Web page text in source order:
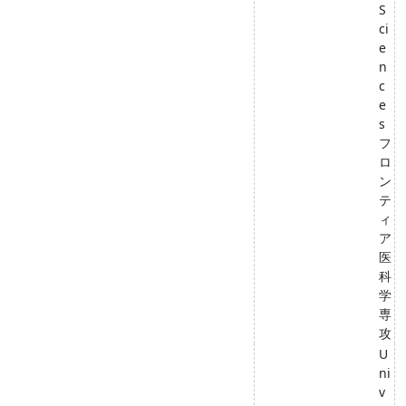
S
ci
e
n
c
e
s
フ
ロ
ン
テ
ィ
ア
医
科
学
専
攻
U
ni
v